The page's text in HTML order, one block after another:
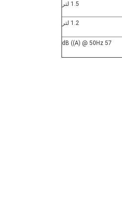
1.5 لتر
1.2 لتر
57 dB ((A) @ 50Hz